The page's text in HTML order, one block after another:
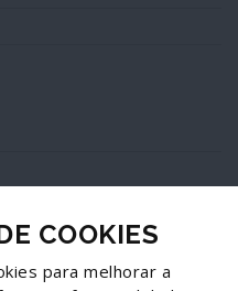
COOKIES
para melhorar a